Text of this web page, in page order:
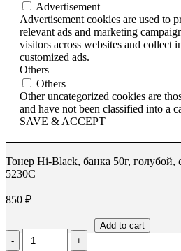
Advertisement
Advertisement cookies are used to
relevant ads and marketing
visitors across websites and collect
customized ads.
Others
Others
Other uncategorized cookies are
and have not been classified into a
SAVE & ACCEPT
Тонер Hi-Black, банка 50г,
5230C
850 ₽
Количество
Тонер
Add to cart